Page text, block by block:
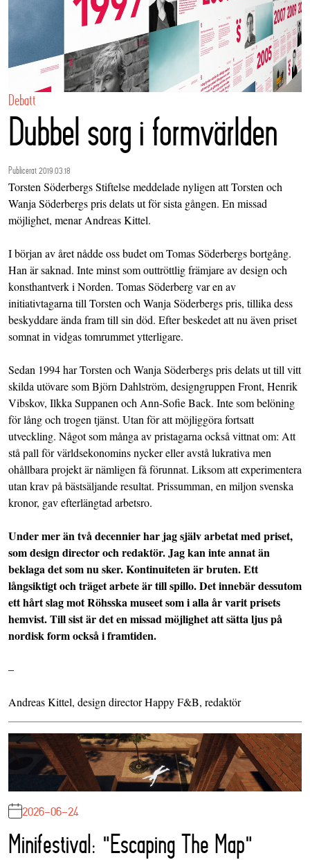
Debatt
Dubbel sorg i formvärlden
Publicerat 2019.03.18
Torsten Söderbergs Stiftelse meddelade nyligen att Torsten och
Wanja Söderbergs pris delats ut för sista gången. En missad
möjlighet, menar Andreas Kittel.
I början av året nådde oss budet om Tomas Söderbergs bortgång.
Han är saknad. Inte minst som outtröttlig främjare av design och
konsthantverk i Norden. Tomas Söderberg var en av
initiativtagarna till Torsten och Wanja Söderbergs pris, tillika dess
beskyddare ända fram till sin död. Efter beskedet att nu även priset
somnat in vidgas tomrummet ytterligare.
Sedan 1994 har Torsten och Wanja Söderbergs pris delats ut till vitt
skilda utövare som Björn Dahlström, designgruppen Front, Henrik
Vibskov, Ilkka Suppanen och Ann-Sofie Back. Inte som belöning
för lång och trogen tjänst. Utan för att möjliggöra fortsatt
utveckling. Något som många av pristagarna också vittnat om: Att
stå pall för världsekonomins nycker eller avstå lukrativa men
ohållbara projekt är nämligen få förunnat. Liksom att experimentera
utan krav på bästsäljande resultat. Prissumman, en miljon svenska
kronor, gav efterlängtad arbetsro.
Under mer än två decennier har jag själv arbetat med priset,
som design director och redaktör. Jag kan inte annat än
beklaga det som nu sker. Kontinuiteten är bruten. Ett
långsiktigt och träget arbete är till spillo. Det innebär dessutom
ett hårt slag mot Röhsska museet som i alla år varit prisets
hemvist. Till sist är det en missad möjlighet att sätta ljus på
nordisk form också i framtiden.
–
Andreas Kittel, design director Happy F&B, redaktör
2026-06-24
Minifestival: "Escaping The Map"